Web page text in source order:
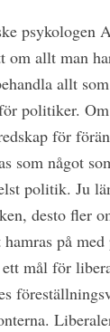
psykologen
om allt man
allt
politiker.
för
som något
politik. Ju
desto fler
hamras på
ett mål för